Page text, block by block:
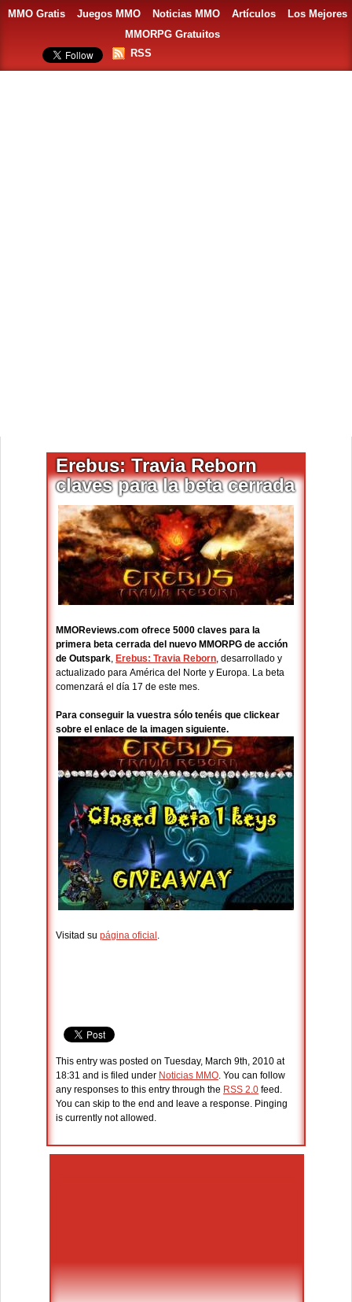
MMO Gratis Juegos MMO Noticias MMO Artículos
Los Mejores
MMORPG Gratuitos
RSS
Erebus: Travia Reborn
claves para la beta cerrada
MMOReviews.com ofrece 5000 claves para la
primera beta cerrada del nuevo MMORPG de acción
de Outspark, Erebus: Travia Reborn, desarrollado y
actualizado para América del Norte y Europa. La beta
comenzará el día 17 de este mes.
Para conseguir la vuestra sólo tenéis que clickear
sobre el enlace de la imagen siguiente.
Visitad su página oficial .
This entry was posted on Tuesday, March 9th, 2010 at
18:31 and is filed under Noticias MMO. You can follow
any responses to this entry through the RSS 2.0 feed.
You can skip to the end and leave a response. Pinging
is currently not allowed.